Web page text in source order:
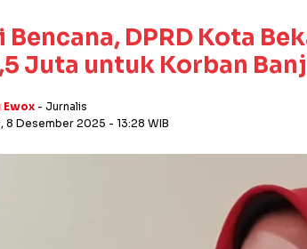
Bencana, DPRD Kota
Juta untuk Korban
Ewox - Jurnalis
8 Desember 2025 - 13:28 WIB